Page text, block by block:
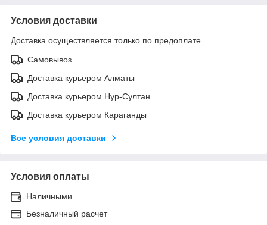
Условия доставки
Доставка осуществляется только по предоплате.
Самовывоз
Доставка курьером Алматы
Доставка курьером Нур-Султан
Доставка курьером Караганды
Все условия доставки
Условия оплаты
Наличными
Безналичный расчет